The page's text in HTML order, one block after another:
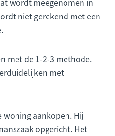
wordt meegenomen in
niet gerekend met een
met de 1-2-3 methode.
met
woning aankopen. Hij
opgericht. Het